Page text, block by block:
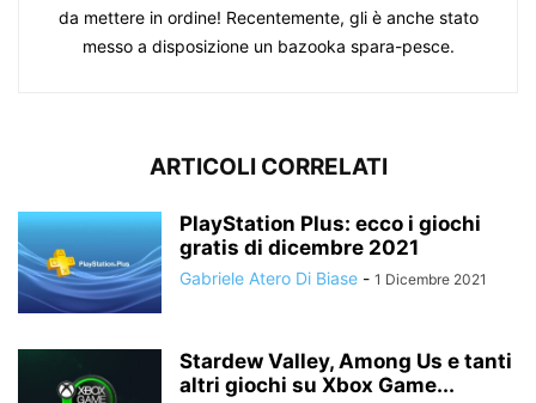
da mettere in ordine! Recentemente, gli è anche stato
messo a disposizione un bazooka spara-pesce.
ARTICOLI CORRELATI
PlayStation Plus: ecco i giochi
gratis di dicembre 2021
Gabriele Atero Di Biase - 1 Dicembre 2021
Stardew Valley, Among Us e tanti
altri giochi su Xbox Game...